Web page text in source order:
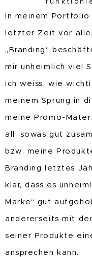
In meinem Portfolio
letzter Zeit vor
„Branding“
mir unheimlich viel
ich weiss, wie
meinem Sprung in
meine Promo-
all‘ sowas gut
bzw. meine
Branding letztes
klar, dass es
Marke“ gut
andererseits mit
seiner Produkte
ansprechen kann.